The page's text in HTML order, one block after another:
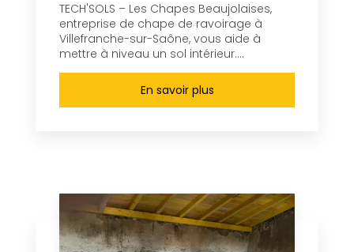
TECH'SOLS – Les Chapes Beaujolaises,
entreprise de chape de ravoirage à
Villefranche-sur-Saône, vous aide à
mettre à niveau un sol intérieur....
En savoir plus